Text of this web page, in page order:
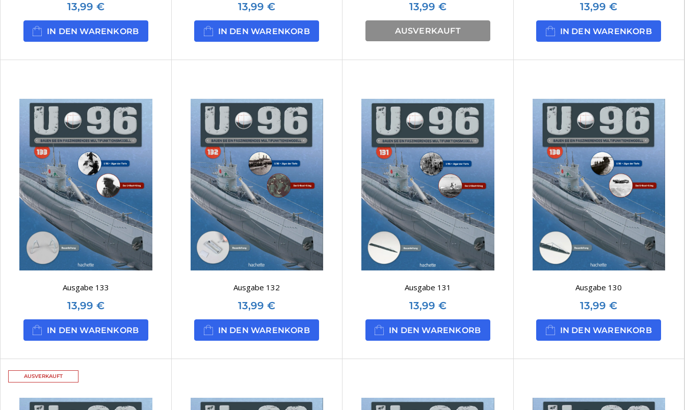
13,99 €
IN DEN WARENKORB
13,99 €
IN DEN WARENKORB
13,99 €
AUSVERKAUFT
13,99 €
IN DEN WARENKORB
Ausgabe 133
13,99 €
IN DEN WARENKORB
Ausgabe 132
13,99 €
IN DEN WARENKORB
Ausgabe 131
13,99 €
IN DEN WARENKORB
Ausgabe 130
13,99 €
IN DEN WARENKORB
AUSVERKAUFT